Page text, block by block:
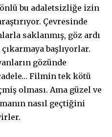
bu adaletsizliğe izin
Çevresinde
saklanmış, göz ardı
başlıyorlar.
gözünde
Filmin tek kötü
olması. Ama güzel ve
nasıl geçtiğini